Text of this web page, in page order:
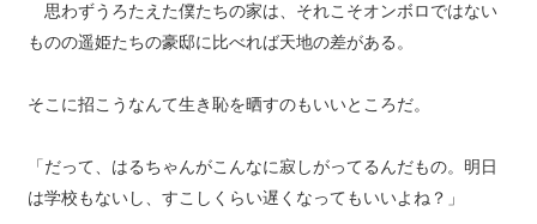
思わずうろたえた僕たちの家は、それこそオンボロではない
ものの遥姫たちの豪邸に比べれば天地の差がある。
そこに招こうなんて生き恥を晒すのもいいところだ。
「だって、はるちゃんがこんなに寂しがってるんだもの。明日
は学校もないし、すこしくらい遅くなってもいいよね？」